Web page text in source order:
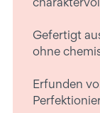
Gefertigt
ohne
Erfunden